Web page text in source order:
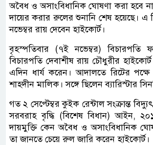
অবৈধ ও অসাংবিধানিক ঘোষণা করা হবে
দায়ের করার রুলের শুনানি শেষ হয়েছে। এ
নভেম্বর রায় দেবেন হাইকোর্ট।
বৃহস্পতিবার (৭ই নভেম্বর) বিচারপতি
বিচারপতি দেবাশীষ রায় চৌধুরীর
এদিন ধার্য করেন। আদালতে রিটের
শাহদীন মালিক। সঙ্গে ছিলেন ব্যারিস্টার
গত ২ সেপ্টেম্বর কুইক রেন্টাল সংক্রান্ত
সরবরাহ বৃদ্ধি (বিশেষ বিধান) আইন,
দায়মুক্তি কেন অবৈধ ও অসাংবিধানিক
তা জানতে চেয়ে রুল জারি করেন হাইকোর্ট।